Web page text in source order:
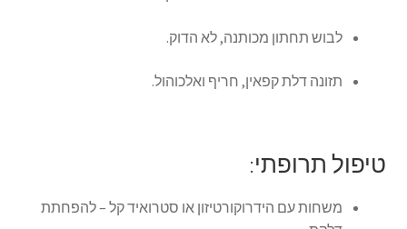
לבוש תחתון מכותנה, לא הדוק.
תזונה דלת קפאין, חריף ואלכוהול.
טיפול תרופתי:
משחות עם הידרוקורטיזון או סטרואיד קל – להפחתת